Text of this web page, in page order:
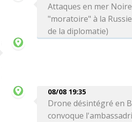
Attaques en mer
"moratoire" à la
de la diplomatie)
08/08 19:35
Drone désintégré en
convoque